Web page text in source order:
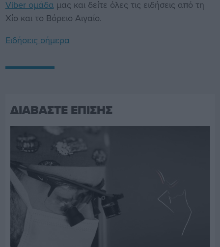
Viber ομάδα μας και δείτε όλες τις ειδήσεις από τη
Χίο και το Βόρειο Αιγαίο.
Ειδήσεις σήμερα
ΔΙΑΒΑΣΤΕ ΕΠΙΣΗΣ